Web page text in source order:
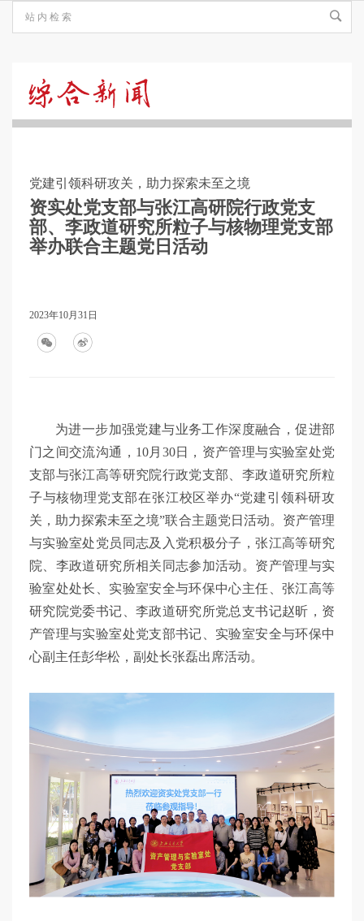
新
闻
党建引领科研攻关，助力探索未至之境
资实处党支部与张江高研院行政党支
部、李政道研究所粒子与核物理党支部
举办联合主题党日活动
2023年10月31日
为进一步加强党建与业务工作深度融合，促进部
门之间交流沟通，10月30日，资产管理与实验室处党
支部与张江高等研究院行政党支部、李政道研究所粒
子与核物理党支部在张江校区举办“党建引领科研攻
关，助力探索未至之境”联合主题党日活动。资产管理
与实验室处党员同志及入党积极分子，张江高等研究
院、李政道研究所相关同志参加活动。资产管理与实
验室处处长、实验室安全与环保中心主任、张江高等
研究院党委书记、李政道研究所党总支书记赵昕，资
产管理与实验室处党支部书记、实验室安全与环保中
心副主任彭华松，副处长张磊出席活动。